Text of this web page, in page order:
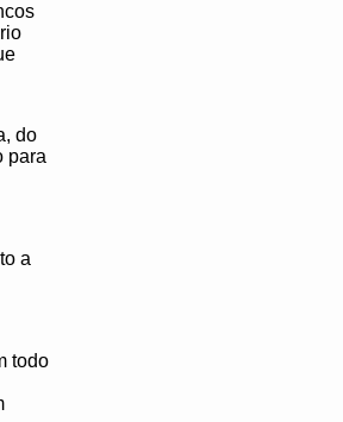
do
para
a
todo